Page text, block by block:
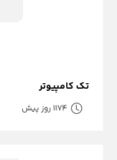
تک کامپیوتر
1174 روز پیش